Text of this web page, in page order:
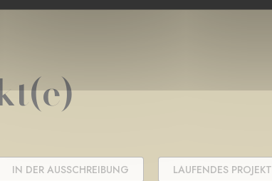
IN DER AUSSCHREIBUNG LAUFENDES PROJEKT